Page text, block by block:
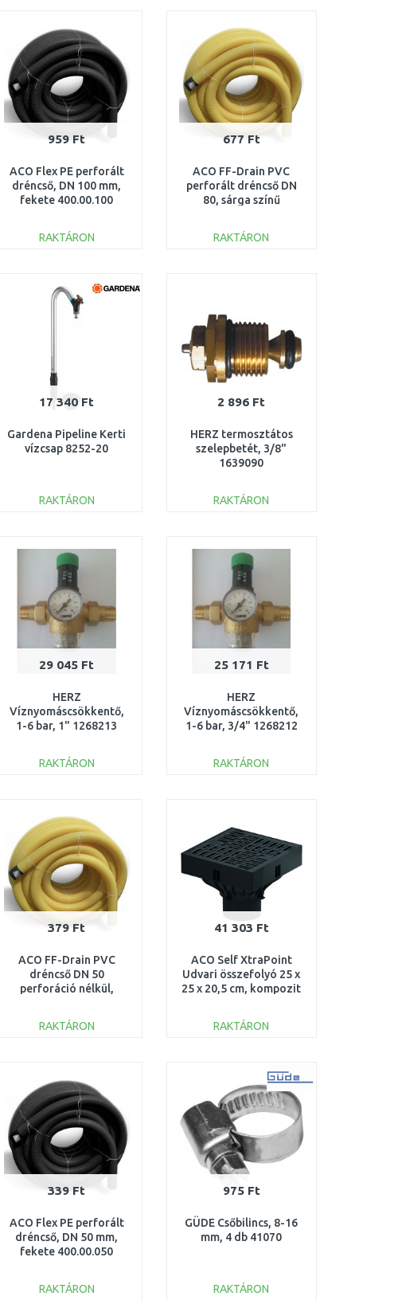
959 Ft
ACO Flex PE perforált
dréncső, DN 100 mm,
fekete 400.00.100
RAKTÁRON
Összehasonlítás
677 Ft
ACO FF-Drain PVC
perforált dréncső DN
80, sárga színű
RAKTÁRON
17 340 Ft
Gardena Pipeline Kerti
vízcsap 8252-20
RAKTÁRON
Összehasonlítás
2 896 Ft
HERZ termosztátos
szelepbetét, 3/8"
1639090
RAKTÁRON
Összehasonlítás
29 045 Ft
HERZ
Víznyomáscsökkentő,
1-6 bar, 1" 1268213
RAKTÁRON
25 171 Ft
HERZ
Víznyomáscsökkentő,
1-6 bar, 3/4" 1268212
RAKTÁRON
379 Ft
ACO FF-Drain PVC
dréncső DN 50
perforáció nélkül,
RAKTÁRON
41 303 Ft
ACO Self XtraPoint
Udvari összefolyó 25 x
25 x 20,5 cm, kompozit
RAKTÁRON
Összehasonlítás
339 Ft
ACO Flex PE perforált
dréncső, DN 50 mm,
fekete 400.00.050
RAKTÁRON
975 Ft
GÜDE Csőbilincs, 8-16
mm, 4 db 41070
RAKTÁRON